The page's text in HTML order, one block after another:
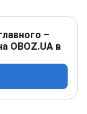
–
OBOZ.UA в